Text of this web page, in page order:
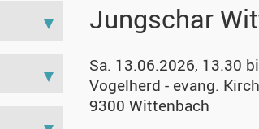
Jungschar
Sa. 13.06.2026, 13.30
Vogelherd - evang.
9300 Wittenbach